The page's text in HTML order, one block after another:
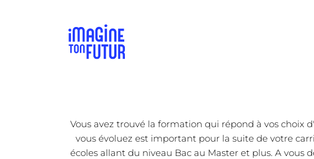
Vous avez trouvé la formation qui répond à vos choix
vous évoluez est important pour la suite de votre
écoles allant du niveau Bac au Master et plus. A vous